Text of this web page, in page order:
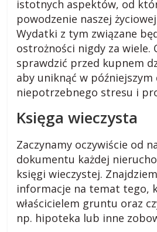
o
g
m
e
istotnych aspektów, od
powodzenie naszej
Wydatki z tym związane
ostrożności nigdy za wiele.
sprawdzić przed kupnem
aby uniknąć w późniejszym
niepotrzebnego stresu i
Księga wieczysta
Zaczynamy oczywiście od
dokumentu każdej
księgi wieczystej.
informacje na temat tego,
właścicielem gruntu oraz
np. hipoteka lub inne